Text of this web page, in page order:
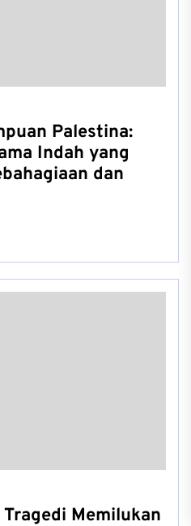
Palestina:
Indah yang
dan
Memilukan